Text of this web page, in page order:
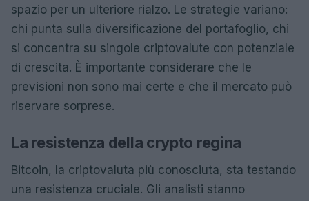
spazio per un ulteriore rialzo. Le strategie variano:
chi punta sulla diversificazione del portafoglio, chi
si concentra su singole criptovalute con potenziale
di crescita. È importante considerare che le
previsioni non sono mai certe e che il mercato può
riservare sorprese.
La resistenza della crypto regina
Bitcoin, la criptovaluta più conosciuta, sta testando
una resistenza cruciale. Gli analisti stanno